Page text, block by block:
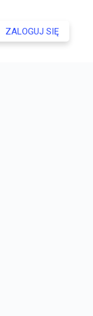
ZALOGUJ SIĘ